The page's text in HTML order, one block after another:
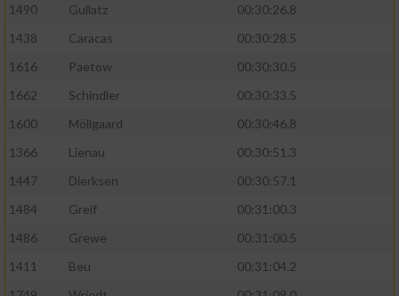
1490
Gullatz
00:30:26.8
1438
Caracas
00:30:28.5
1616
Paetow
00:30:30.5
1662
Schindler
00:30:33.5
1600
Möllgaard
00:30:46.8
1366
Lienau
00:30:51.3
1447
Dierksen
00:30:57.1
1484
Greif
00:31:00.3
1486
Grewe
00:31:00.5
1411
Beu
00:31:04.2